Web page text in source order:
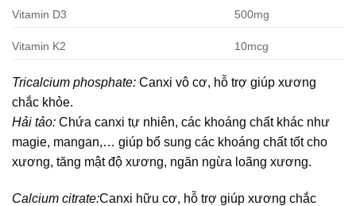
Vitamin D3 500mg
Vitamin K2 10mcg
Tricalcium phosphate: Canxi vô cơ, hỗ trợ giúp xương
chắc khỏe.
Hải tảo: Chứa canxi tự nhiên, các khoáng chất khác như
magie, mangan,… giúp bổ sung các khoáng chất tốt cho
xương, tăng mật độ xương, ngăn ngừa loãng xương.
Calcium citrate:Canxi hữu cơ, hỗ trợ giúp xương chắc